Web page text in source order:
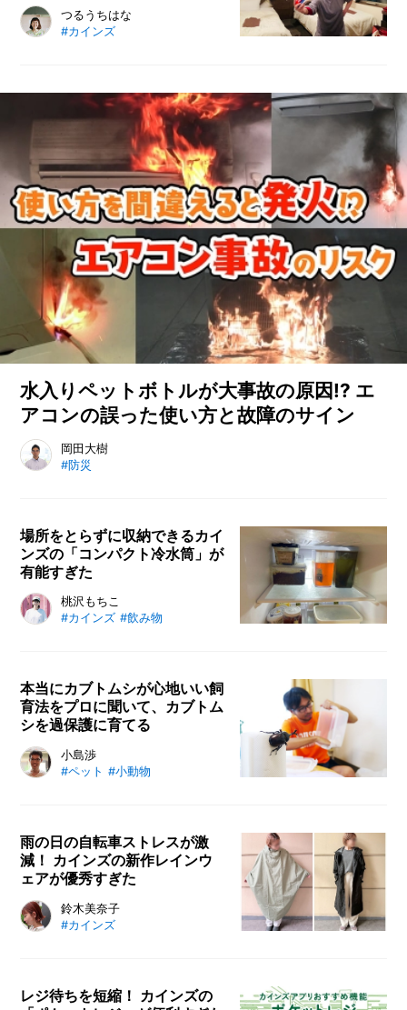
年齢を重ねると、自然と増えていく
記念日……って、覚えるの大変じゃ
ゼントをあげるのはいかがでしょう
か？
つるうちはな
#カインズ
水入りペットボトルが大事故の原因!? エ
アコンの誤った使い方と故障のサイン
毎年のように起こるエアコン火災。実はその多くが、知らず知
らずのうちにやっている「誤った使い方」に原因があるかもし
も。niteの専門家が語る、エアコンを安全に使うための正しい知
識と、危険サインの見分け方、試運転の重要性を解説します。
岡田大樹
#防災
場所をとらずに収納できるカイ
ンズの「コンパクト冷水筒」が
有能すぎた
場所をとらずに収納できるカインズ
の「コンパクト冷水筒」をレビュ
紅茶・スポーツドリンク・水出しだ
し・フルーツウォーターなど便利な
活用アイデアも紹介します。
桃沢もちこ
#カインズ #飲み物
本当にカブトムシが心地いい飼
育法をプロに聞いて、カブトム
シを過保護に育てる
「カブトムシ」を過保護に飼いたい
──。成虫になれば、ひと夏で死ん
な夏を過ごしてもらうのだ。「カブ
トムシにとって心地いい飼育法」を
専門家に聞いて実践してみたいと思
う。
小島渉
#ペット #小動物
雨の日の自転車ストレスが激
減！ カインズの新作レインウ
ェアが優秀すぎた
梅雨の自転車移動を快適にしてくれ
る、カインズの新作レインコート＆
る回転フード、荷物まで守ってくれ
鈴木美奈子
#カインズ
レジ待ちを短縮！ カインズの